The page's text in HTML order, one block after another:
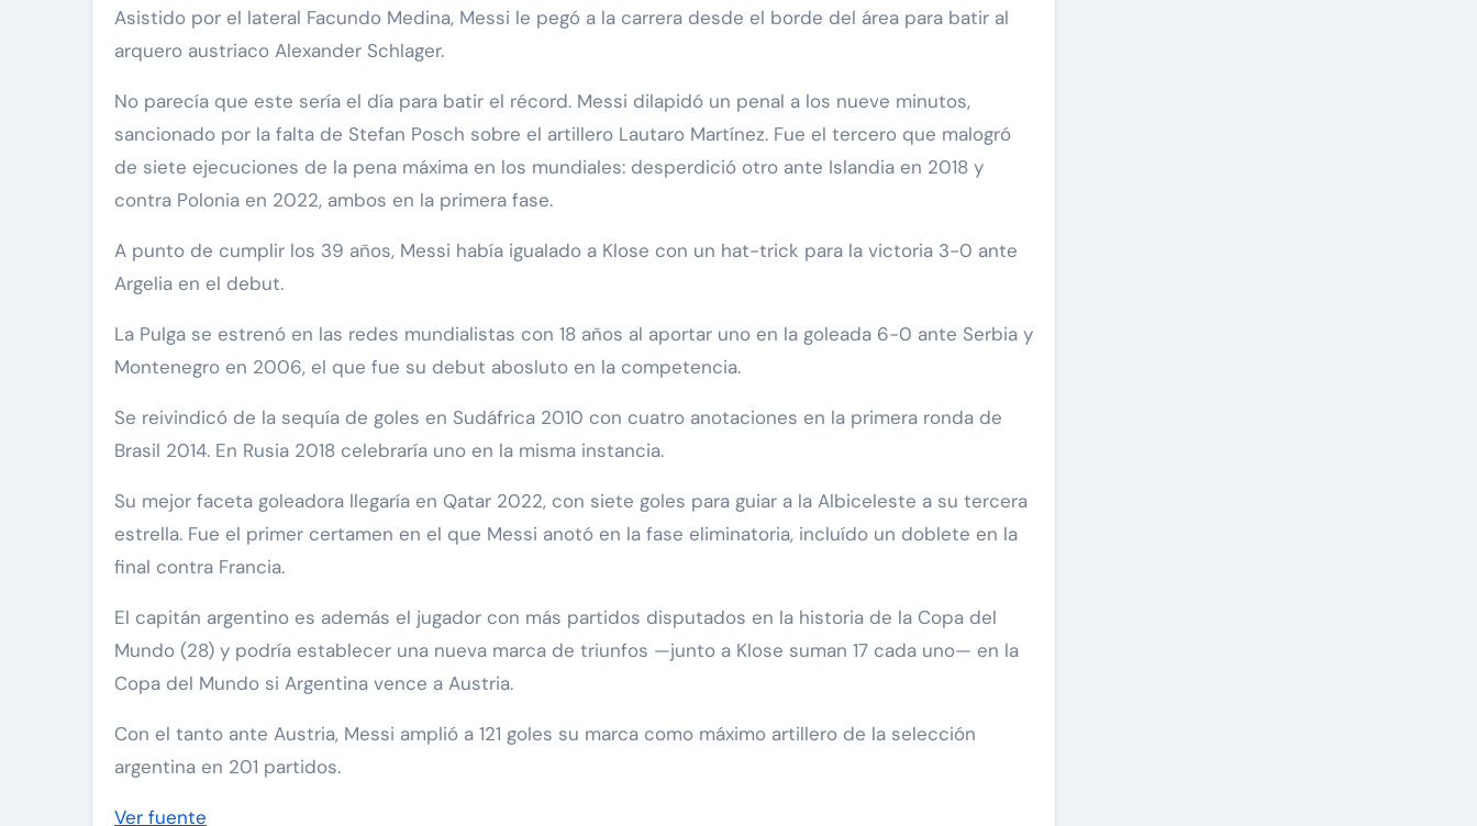
Asistido por el lateral Facundo Medina, Messi le pegó a la carrera desde el borde del área para batir al
arquero austriaco Alexander Schlager.
No parecía que este sería el día para batir el récord. Messi dilapidó un penal a los nueve minutos,
sancionado por la falta de Stefan Posch sobre el artillero Lautaro Martínez. Fue el tercero que malogró
de siete ejecuciones de la pena máxima en los mundiales: desperdició otro ante Islandia en 2018 y
contra Polonia en 2022, ambos en la primera fase.
A punto de cumplir los 39 años, Messi había igualado a Klose con un hat-trick para la victoria 3-0 ante
Argelia en el debut.
La Pulga se estrenó en las redes mundialistas con 18 años al aportar uno en la goleada 6-0 ante Serbia y
Montenegro en 2006, el que fue su debut abosluto en la competencia.
Se reivindicó de la sequía de goles en Sudáfrica 2010 con cuatro anotaciones en la primera ronda de
Brasil 2014. En Rusia 2018 celebraría uno en la misma instancia.
Su mejor faceta goleadora llegaría en Qatar 2022, con siete goles para guiar a la Albiceleste a su tercera
estrella. Fue el primer certamen en el que Messi anotó en la fase eliminatoria, incluído un doblete en la
final contra Francia.
El capitán argentino es además el jugador con más partidos disputados en la historia de la Copa del
Mundo (28) y podría establecer una nueva marca de triunfos —junto a Klose suman 17 cada uno— en la
Copa del Mundo si Argentina vence a Austria.
Con el tanto ante Austria, Messi amplió a 121 goles su marca como máximo artillero de la selección
argentina en 201 partidos.
Ver fuente